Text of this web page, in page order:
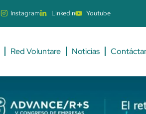
Instagram Linkedin Youtube
Red Voluntare Noticias